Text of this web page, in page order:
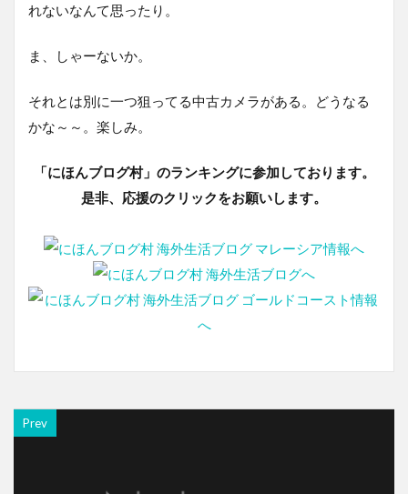
れないなんて思ったり。
ま、しゃーないか。
それとは別に一つ狙ってる中古カメラがある。どうなる
かな～～。楽しみ。
「にほんブログ村」のランキングに参加しております。
是非、応援のクリックをお願いします。
Prev